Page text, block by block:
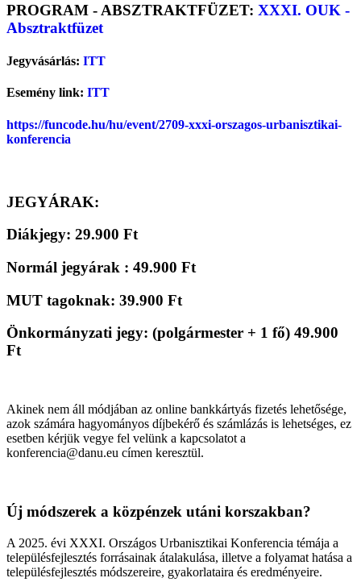
PROGRAM - ABSZTRAKTFÜZET: XXXI. OUK -
Absztraktfüzet
Jegyvásárlás: ITT
Esemény link: ITT
https://funcode.hu/hu/event/2709-xxxi-orszagos-urbanisztikai-
konferencia
JEGYÁRAK:
Diákjegy: 29.900 Ft
Normál jegyárak : 49.900 Ft
MUT tagoknak: 39.900 Ft
Önkormányzati jegy: (polgármester + 1 fő) 49.900
Ft
Akinek nem áll módjában az online bankkártyás fizetés lehetősége,
azok számára hagyományos díjbekérő és számlázás is lehetséges, ez
esetben kérjük vegye fel velünk a kapcsolatot a
konferencia@danu.eu címen keresztül.
Új módszerek a közpénzek utáni korszakban?
A 2025. évi XXXI. Országos Urbanisztikai Konferencia témája a
településfejlesztés forrásainak átalakulása, illetve a folyamat hatása a
településfejlesztés módszereire, gyakorlataira és eredményeire.